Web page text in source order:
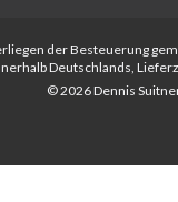
der Besteuerung
Deutschlands,
© 2026 Dennis